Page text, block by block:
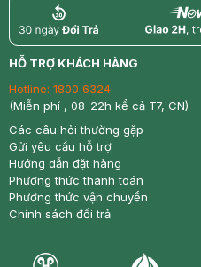
return nowfree
HỖ TRỢ KHÁCH HÀNG
Hotline: 1800 6324
(Miễn phí , 08-22h kể cả T7, CN)
Các câu hỏi thường gặp
Gửi yêu cầu hỗ trợ
Hướng dẫn đặt hàng
Phương thức thanh toán
Phương thức vận chuyển
Chính sách đổi trả